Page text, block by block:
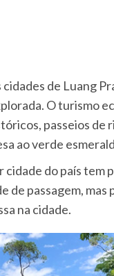
de Luang
O turismo
passeios de
ao verde
do país tem
passagem, mas
na cidade.